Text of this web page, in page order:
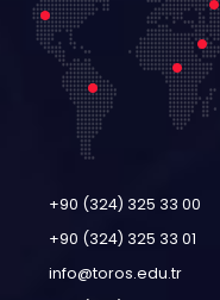
+90 (324) 325 33 00
+90 (324) 325 33 01
info@toros.edu.tr